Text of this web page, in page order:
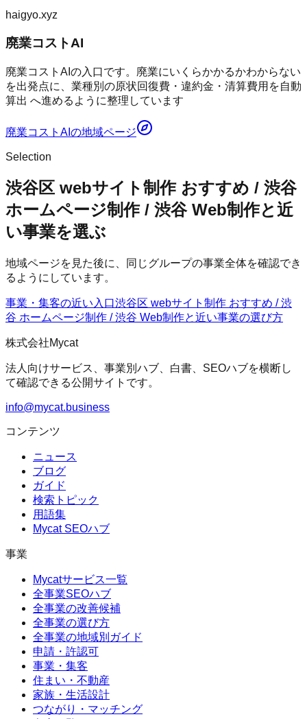
haigyo.xyz
廃業コストAI
廃業コストAIの入口です。廃業にいくらかかるかわからない
を出発点に、業種別の原状回復費・違約金・清算費用を自動
算出 へ進めるように整理しています
廃業コストAI の地域ページ
Selection
渋谷区 webサイト制作 おすすめ / 渋谷
ホームページ制作 / 渋谷 Web制作と近
い事業を選ぶ
地域ページを見た後に、同じグループの事業全体を確認でき
るようにしています。
事業・集客の近い入口渋谷区 webサイト制作 おすすめ / 渋
谷 ホームページ制作 / 渋谷 Web制作と近い事業の選び方
株式会社Mycat
法人向けサービス、事業別ハブ、白書、SEOハブを横断し
て確認できる公開サイトです。
info@mycat.business
コンテンツ
ニュース
ブログ
ガイド
検索トピック
用語集
Mycat SEOハブ
事業
Mycatサービス一覧
全事業SEOハブ
全事業の改善候補
全事業の選び方
全事業の地域別ガイド
申請・許認可
事業・集客
住まい・不動産
家族・生活設計
つながり・マッチング